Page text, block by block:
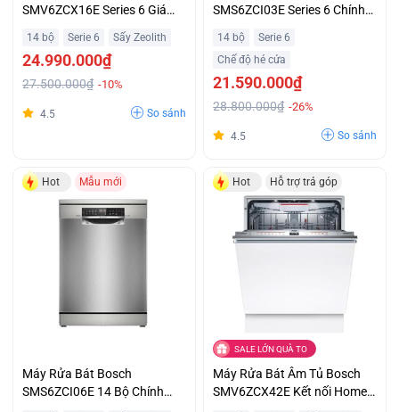
SMV6ZCX16E Series 6 Giá
14 bộ Serie 6 Sấy Zeolith
24.990.000₫
27.500.000₫ -10%
4.5 So sánh
SMS6ZCI03E Series 6 Chính
14 bộ
Serie 6
Chế độ hé cửa
21.590.000₫
28.800.000₫ -26%
4.5 So sánh
Hot Mẫu mới
Máy Rửa Bát Bosch
SMS6ZCI06E 14 Bộ Chính
Hot Hỗ trợ trả góp
SALE LỚN QUÀ TO
Máy Rửa Bát Âm Tủ Bosch
SMV6ZCX42E Kết nối Home